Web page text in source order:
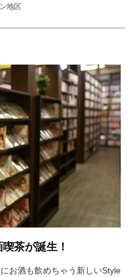
地区
茶が誕生！
お酒も飲めちゃう新しいStyle